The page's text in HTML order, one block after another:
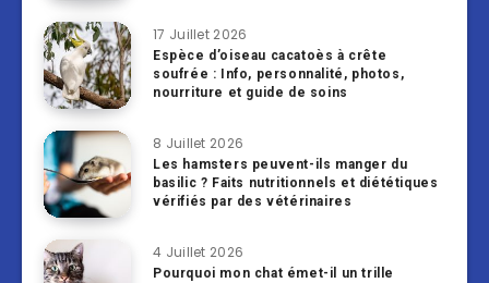
17 Juillet 2026
Espèce d’oiseau cacatoès à crête
soufrée : Info, personnalité, photos,
nourriture et guide de soins
8 Juillet 2026
Les hamsters peuvent-ils manger du
basilic ? Faits nutritionnels et diététiques
vérifiés par des vétérinaires
4 Juillet 2026
Pourquoi mon chat émet-il un trille